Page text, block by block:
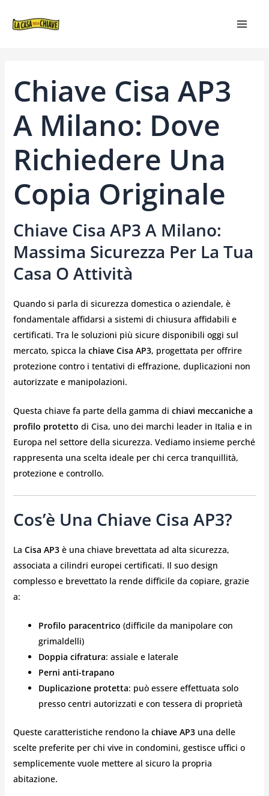
Chiave Cisa AP3
A Milano: Dove
Richiedere Una
Copia Originale
Chiave Cisa AP3 A Milano:
Massima Sicurezza Per La Tua
Casa O Attività
Quando si parla di sicurezza domestica o aziendale, è
fondamentale affidarsi a sistemi di chiusura affidabili e
certificati. Tra le soluzioni più sicure disponibili oggi sul
mercato, spicca la chiave Cisa AP3, progettata per offrire
protezione contro i tentativi di effrazione, duplicazioni non
autorizzate e manipolazioni.
Questa chiave fa parte della gamma di chiavi meccaniche a
profilo protetto di Cisa, uno dei marchi leader in Italia e in
Europa nel settore della sicurezza. Vediamo insieme perché
rappresenta una scelta ideale per chi cerca tranquillità,
protezione e controllo.
Cos’è Una Chiave Cisa AP3?
La Cisa AP3è una chiave brevettata ad alta sicurezza,
associata a cilindri europei certificati. Il suo design
complesso e brevettato la rende difficile da copiare, grazie
a:
Profilo paracentrico (difficile da manipolare con
grimaldelli)
Doppia cifratura: assiale e laterale
Perni anti-trapano
Duplicazione protetta: può essere effettuata solo
presso centri autorizzati e con tessera di proprietà
Queste caratteristiche rendono la chiave AP3una delle
scelte preferite per chi vive in condomini, gestisce uffici o
semplicemente vuole mettere al sicuro la propria
abitazione.
ARTICOLI